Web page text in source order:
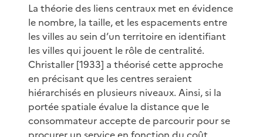
La théorie des liens centraux met en évidence
le nombre, la taille, et les espacements entre
les villes au sein d’un territoire en identifiant
les villes qui jouent le rôle de centralité.
Christaller [1933] a théorisé cette approche
en précisant que les centres seraient
hiérarchisés en plusieurs niveaux. Ainsi, si la
portée spatiale évalue la distance que le
consommateur accepte de parcourir pour se